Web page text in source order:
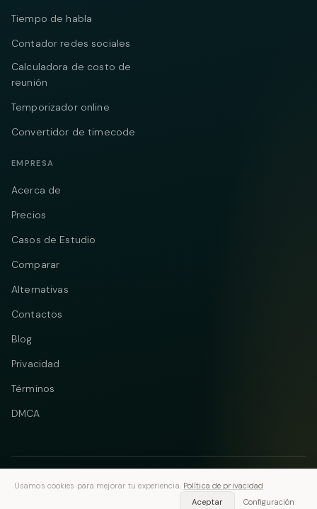
Tiempo de habla
Contador redes sociales
Calculadora de costo de
reunión
Temporizador online
Convertidor de timecode
EMPRESA
Acerca de
Precios
Casos de Estudio
Comparar
Alternativas
Contactos
Blog
Privacidad
Términos
DMCA
TelegramInstagram
Usamos cookies para mejorar tu experiencia. Política de privacidad
Aceptar
Configuración